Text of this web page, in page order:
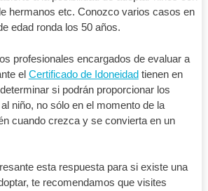
hermanos etc. Conozco varios casos en
edad ronda los 50 años.
profesionales encargados de evaluar a
el Certificado de Idoneidadtienen en
si podrán proporcionar los
niño, no sólo en el momento de la
cuando crezca y se convierta en un
esta respuesta para si existe una
te recomendamos que visites